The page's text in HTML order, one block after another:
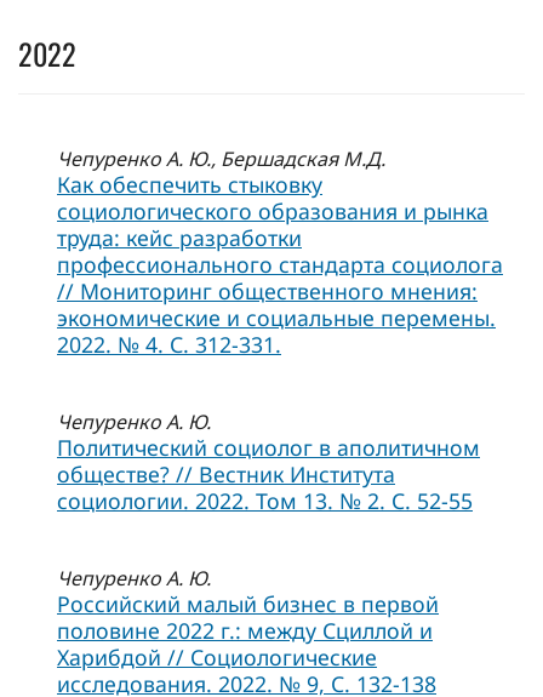
2022
Чепуренко А. Ю., Бершадская М.Д.
Как обеспечить стыковку
социологического образования и рынка
труда: кейс разработки
профессионального стандарта социолога
// Мониторинг общественного мнения:
экономические и социальные перемены.
2022. № 4. С. 312-331.
Чепуренко А. Ю.
Политический социолог в аполитичном
обществе? // Вестник Института
социологии. 2022. Том 13. № 2. C. 52-55
Чепуренко А. Ю.
Российский малый бизнес в первой
половине 2022 г.: между Сциллой и
Харибдой // Социологические
исследования. 2022. № 9, C. 132-138